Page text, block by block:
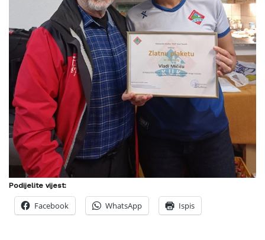
Podijelite vijest:
Facebook WhatsApp Ispis